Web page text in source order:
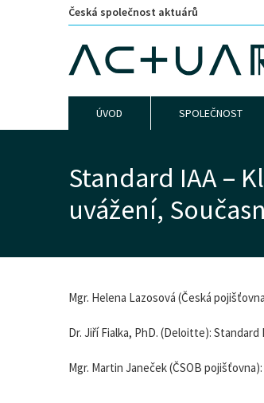
Česká společnost aktuárů
ÚVOD SPOLEČNOST
Standard IAA –
uvážení,
Mgr. Helena Lazosová (Česká
Dr. Jiří Fialka, PhD. (Deloitte):
Mgr. Martin Janeček (ČSOB